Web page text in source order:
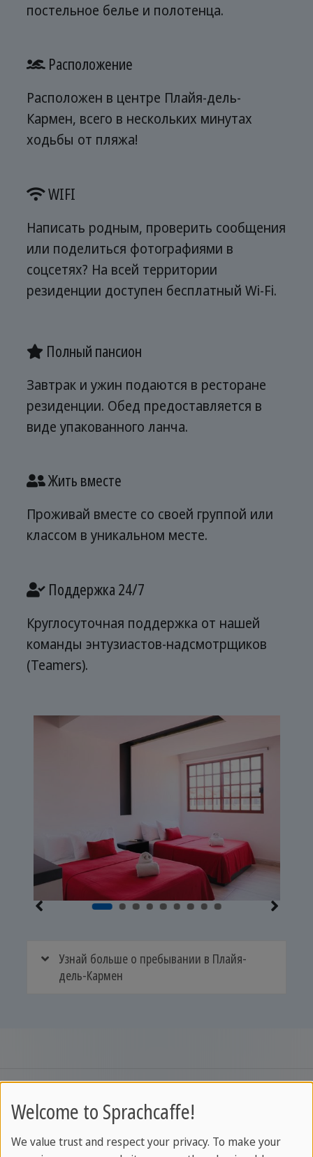
постельное белье и полотенца.
Расположение
Расположен в центре Плайя-дель-
Кармен, всего в нескольких минутах
ходьбы от пляжа!
WIFI
Написать родным, проверить сообщения
или поделиться фотографиями в
соцсетях? На всей территории
резиденции доступен бесплатный Wi-Fi.
Полный пансион
Завтрак и ужин подаются в ресторане
резиденции. Обед предоставляется в
виде упакованного ланча.
Жить вместе
Проживай вместе со своей группой или
классом в уникальном месте.
Поддержка 24/7
Круглосуточная поддержка от нашей
команды энтузиастов-надсмотрщиков
(Teamers).
Узнай больше о пребывании в Плайя-
дель-Кармен
Welcome to Sprachcaffe!
We value trust and respect your privacy. To make your